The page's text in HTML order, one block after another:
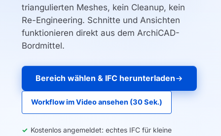
triangulierten Meshes, kein Cleanup, kein
Re-Engineering. Schnitte und Ansichten
funktionieren direkt aus dem ArchiCAD-
Bordmittel.
Bereich wählen & IFC herunterladen
Workflow im Video ansehen (30 Sek.)
Kostenlos angemeldet: echtes IFC für kleine